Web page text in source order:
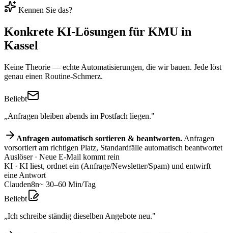
Kennen Sie das?
Konkrete KI-Lösungen für KMU in
Kassel
Keine Theorie — echte Automatisierungen, die wir bauen. Jede löst
genau einen Routine-Schmerz.
Beliebt
„Anfragen bleiben abends im Postfach liegen."
Anfragen automatisch sortieren & beantworten. Anfragen
vorsortiert am richtigen Platz, Standardfälle automatisch beantwortet
Auslöser· Neue E-Mail kommt rein
KI · KI liest, ordnet ein (Anfrage/Newsletter/Spam) und entwirft
eine Antwort
Clauden8n~ 30–60 Min/Tag
Beliebt
„Ich schreibe ständig dieselben Angebote neu."